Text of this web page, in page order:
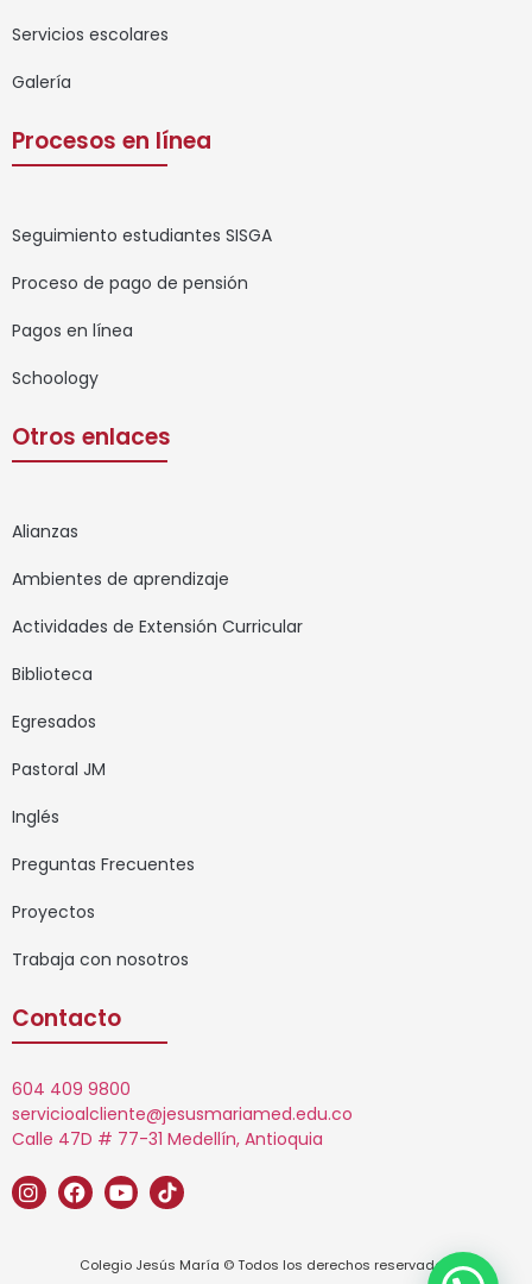
Servicios escolares
Galería
Procesos en línea
Seguimiento estudiantes SISGA
Proceso de pago de pensión
Pagos en línea
Schoology
Otros enlaces
Alianzas
Ambientes de aprendizaje
Actividades de Extensión Curricular
Biblioteca
Egresados
Pastoral JM
Inglés
Preguntas Frecuentes
Proyectos
Trabaja con nosotros
Contacto
604 409 9800
servicioalcliente@jesusmariamed.edu.co
Calle 47D # 77-31 Medellín, Antioquia
Colegio Jesús María © Todos los derechos reservados.